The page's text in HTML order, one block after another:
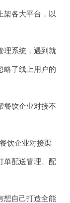
架各大平台，以
系统，遇到就
略了线上用户的
饮企业对接不
饮企业对接渠
单配送管理、配
自己打造全能